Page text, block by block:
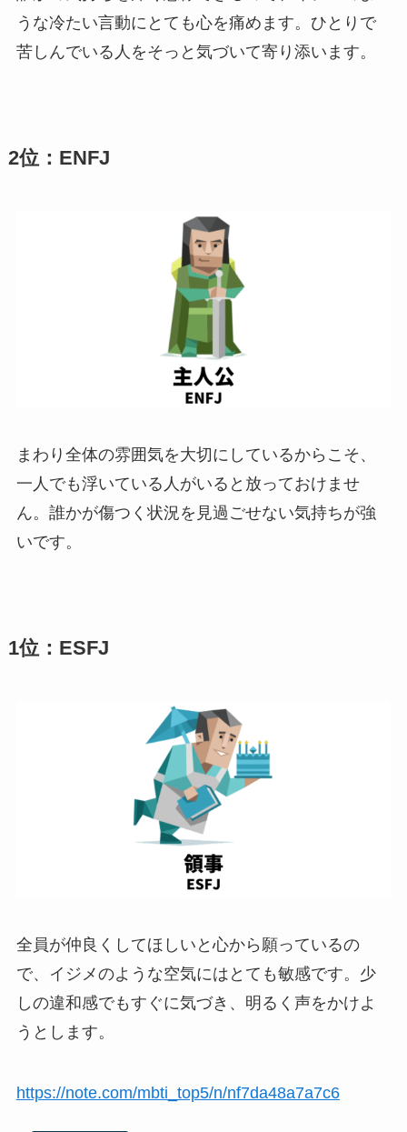
うな冷たい言動にとても心を痛めます。ひとりで
苦しんでいる人をそっと気づいて寄り添います。
2位：ENFJ
まわり全体の雰囲気を大切にしているからこそ、
一人でも浮いている人がいると放っておけませ
ん。誰かが傷つく状況を見過ごせない気持ちが強
いです。
1位：ESFJ
全員が仲良くしてほしいと心から願っているの
で、イジメのような空気にはとても敏感です。少
しの違和感でもすぐに気づき、明るく声をかけよ
うとします。
https://note.com/mbti_top5/n/nf7da48a7a7c6